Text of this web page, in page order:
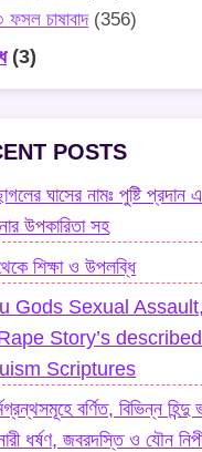
ফসল চাষাবাদ(356)
(3)
POSTS
ঘাসের নামঃ পুষ্টি প্রদান
উপকারিতা সহ
শিক্ষা ও উপলব্ধি
Gods Sexual
Story’s
Scriptures
বর্ণিত, বিভিন্ন
ধর্ষণ, জবরদস্তি ও যৌন